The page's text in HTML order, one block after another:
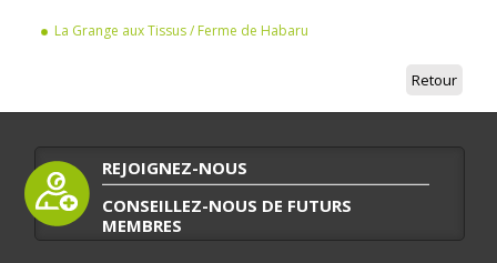
La Grange aux Tissus / Ferme de Habaru
Retour
REJOIGNEZ-NOUS
CONSEILLEZ-NOUS DE FUTURS
MEMBRES